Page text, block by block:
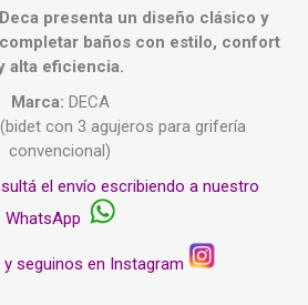
presenta un diseño clásico y
baños con estilo, confort
alta eficiencia.
Marca: DECA
con 3 agujeros para grifería
convencional)
el envío escribiendo a nuestro
WhatsApp
y seguinos en Instagram